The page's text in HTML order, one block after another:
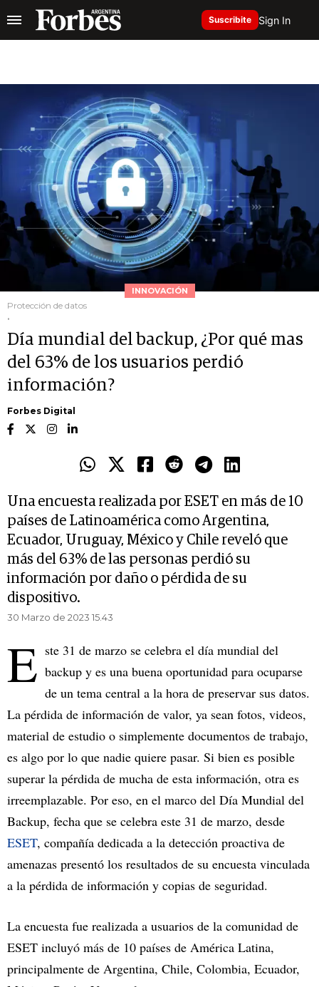
Suscribite Sign In
INNOVACIÓN
Protección de datos
.
Día mundial del backup, ¿Por qué mas
del 63% de los usuarios perdió
información?
Forbes Digital
Una encuesta realizada por ESET en más de 10
países de Latinoamérica como Argentina,
Ecuador, Uruguay, México y Chile reveló que
más del 63% de las personas perdió su
información por daño o pérdida de su
dispositivo.
30 Marzo de 2023 15.43
E ste 31 de marzo se celebra el día mundial del
backup y es una buena oportunidad para ocuparse
de un tema central a la hora de preservar sus datos.
La pérdida de información de valor, ya sean fotos, videos,
material de estudio o simplemente documentos de trabajo,
es algo por lo que nadie quiere pasar. Si bien es posible
superar la pérdida de mucha de esta información, otra es
irreemplazable. Por eso, en el marco del Día Mundial del
Backup, fecha que se celebra este 31 de marzo, desde
ESET, compañía dedicada a la detección proactiva de
amenazas presentó los resultados de su encuesta vinculada
a la pérdida de información y copias de seguridad.
La encuesta fue realizada a usuarios de la comunidad de
ESET incluyó más de 10 países de América Latina,
principalmente de Argentina, Chile, Colombia, Ecuador,